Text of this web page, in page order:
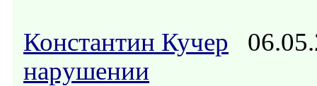
Константин Кучер
нарушении